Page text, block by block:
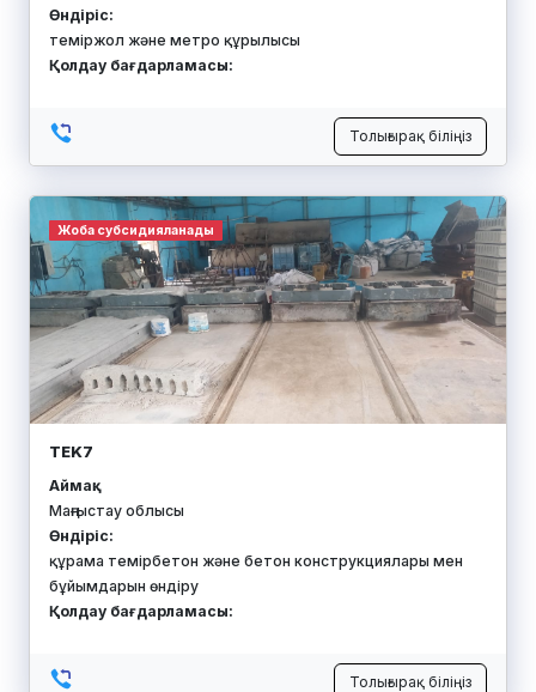
Өндіріс:
теміржол және метро құрылысы
Қолдау бағдарламасы:
Толығырақ біліңіз
Жоба субсидияланады
TEK7
Аймақ:
Маңғыстау облысы
Өндіріс:
құрама темірбетон және бетон конструкциялары мен
бұйымдарын өндіру
Қолдау бағдарламасы:
Толығырақ біліңіз